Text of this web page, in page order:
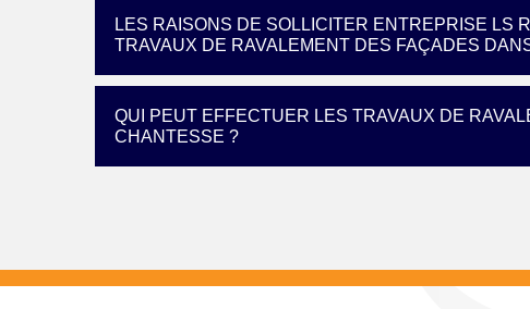
LES RAISONS DE SOLLICITER ENTREPRISE LS
TRAVAUX DE RAVALEMENT DES FAÇADES
QUI PEUT EFFECTUER LES TRAVAUX DE
CHANTESSE ?